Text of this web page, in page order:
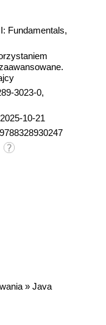
Fundamentals,
3023-0,
2025-10-21
» Java